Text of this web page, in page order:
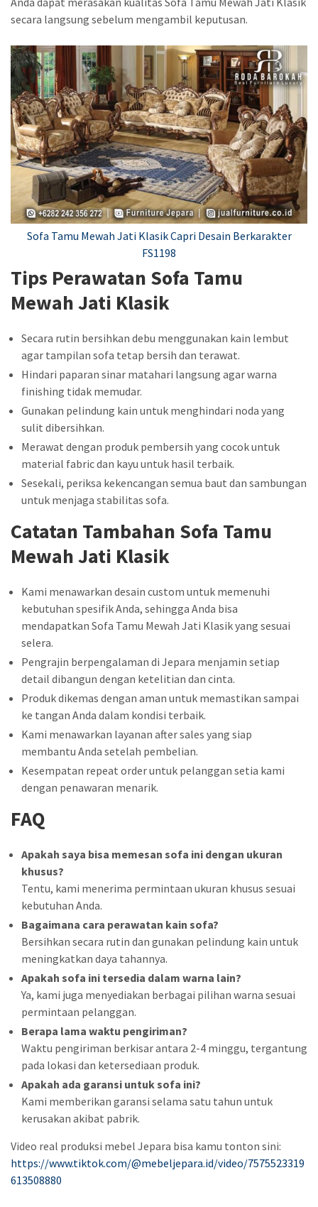
secara langsung sebelum mengambil keputusan.
Sofa Tamu Mewah Jati Klasik Capri Desain Berkarakter
FS1198
Tips Perawatan Sofa Tamu
Mewah Jati Klasik
Secara rutin bersihkan debu menggunakan kain lembut
agar tampilan sofa tetap bersih dan terawat.
Hindari paparan sinar matahari langsung agar warna
finishing tidak memudar.
Gunakan pelindung kain untuk menghindari noda yang
sulit dibersihkan.
Merawat dengan produk pembersih yang cocok untuk
material fabric dan kayu untuk hasil terbaik.
Sesekali, periksa kekencangan semua baut dan sambungan
untuk menjaga stabilitas sofa.
Catatan Tambahan Sofa Tamu
Mewah Jati Klasik
Kami menawarkan desain custom untuk memenuhi
kebutuhan spesifik Anda, sehingga Anda bisa
mendapatkan Sofa Tamu Mewah Jati Klasik yang sesuai
selera.
Pengrajin berpengalaman di Jepara menjamin setiap
detail dibangun dengan ketelitian dan cinta.
Produk dikemas dengan aman untuk memastikan sampai
ke tangan Anda dalam kondisi terbaik.
Kami menawarkan layanan after sales yang siap
membantu Anda setelah pembelian.
Kesempatan repeat order untuk pelanggan setia kami
dengan penawaran menarik.
FAQ
Apakah saya bisa memesan sofa ini dengan ukuran
khusus?
Tentu, kami menerima permintaan ukuran khusus sesuai
kebutuhan Anda.
Bagaimana cara perawatan kain sofa?
Bersihkan secara rutin dan gunakan pelindung kain untuk
meningkatkan daya tahannya.
Apakah sofa ini tersedia dalam warna lain?
Ya, kami juga menyediakan berbagai pilihan warna sesuai
permintaan pelanggan.
Berapa lama waktu pengiriman?
Waktu pengiriman berkisar antara 2-4 minggu, tergantung
pada lokasi dan ketersediaan produk.
Apakah ada garansi untuk sofa ini?
Kami memberikan garansi selama satu tahun untuk
kerusakan akibat pabrik.
Video real produksi mebel Jepara bisa kamu tonton sini:
https://www.tiktok.com/@mebeljepara.id/video/7575523319
613508880